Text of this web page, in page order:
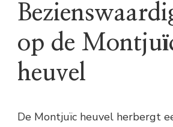
op de
heuvel
De Montjuïc heuvel herbergt